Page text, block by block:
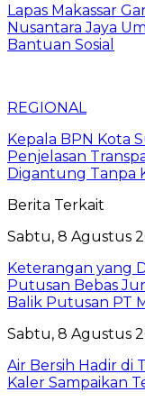
Lapas Makassar
Nusantara Jaya
Bantuan Sosial
REGIONAL
Kepala BPN Kota
Penjelasan
Digantung Tanpa
Berita Terkait
Sabtu, 8 Agustus
Keterangan yang
Putusan Bebas
Balik Putusan PT
Sabtu, 8 Agustus
Air Bersih Hadir di
Kaler Sampaikan